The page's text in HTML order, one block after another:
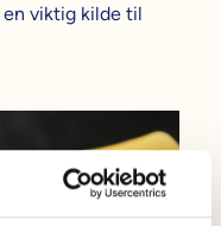
en viktig kilde til